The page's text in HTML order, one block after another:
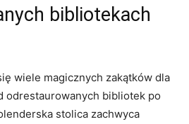
bibliotekach
⁤wiele magicznych​ zakątków dla
odrestaurowanych bibliotek po
stolica zachwyca